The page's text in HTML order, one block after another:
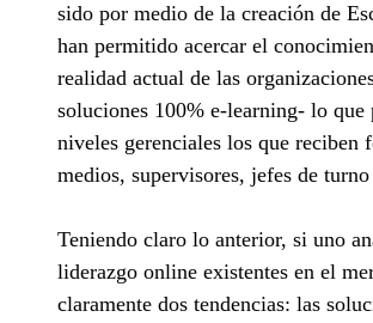
sido por medio de la creación de
han permitido acercar el
realidad actual de las
soluciones 100% e-learning- lo
niveles gerenciales los que reciben
medios, supervisores, jefes de
Teniendo claro lo anterior, si uno
liderazgo online existentes en el
claramente dos tendencias: las